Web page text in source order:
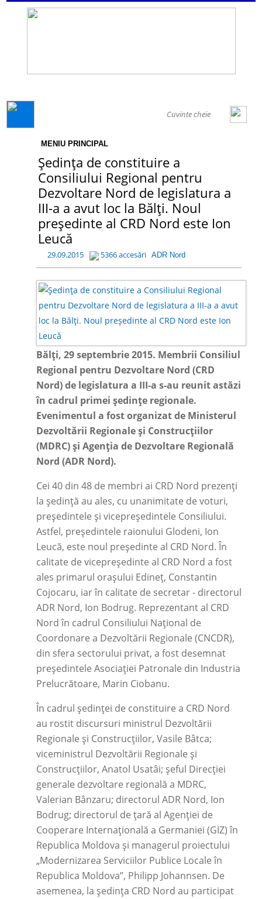
MENIU PRINCIPAL
Ședința de constituire a
Consiliului Regional pentru
Dezvoltare Nord de legislatura a
III-a a avut loc la Bălți. Noul
președinte al CRD Nord este Ion
Leucă
29.09.2015 5366 accesări ADR Nord
Bălți, 29 septembrie 2015. Membrii Consiliul
Regional pentru Dezvoltare Nord (CRD
Nord) de legislatura a III-a s-au reunit astăzi
în cadrul primei ședințe regionale.
Evenimentul a fost organizat de Ministerul
Dezvoltării Regionale și Construcțiilor
(MDRC) și Agenția de Dezvoltare Regională
Nord (ADR Nord).
Cei 40 din 48 de membri ai CRD Nord prezenți
la ședință au ales, cu unanimitate de voturi,
președintele și vicepreședintele Consiliului.
Astfel, președintele raionului Glodeni, Ion
Leucă, este noul președinte al CRD Nord. În
calitate de vicepreședinte al CRD Nord a fost
ales primarul orașului Edineț, Constantin
Cojocaru, iar în calitate de secretar - directorul
ADR Nord, Ion Bodrug. Reprezentant al CRD
Nord în cadrul Consiliului Național de
Coordonare a Dezvoltării Regionale (CNCDR),
din sfera sectorului privat, a fost desemnat
președintele Asociației Patronale din Industria
Prelucrătoare, Marin Ciobanu.
În cadrul ședinței de constituire a CRD Nord
au rostit discursuri ministrul Dezvoltării
Regionale și Construcțiilor, Vasile Bâtca;
viceministrul Dezvoltării Regionale și
Construcțiilor, Anatol Usatâi; șeful Direcției
generale dezvoltare regională a MDRC,
Valerian Bânzaru; directorul ADR Nord, Ion
Bodrug; directorul de țară al Agenției de
Cooperare Internațională a Germaniei (GIZ) în
Republica Moldova și managerul proiectului
„Modernizarea Serviciilor Publice Locale în
Republica Moldova”, Philipp Johannsen. De
asemenea, la ședința CRD Nord au participat